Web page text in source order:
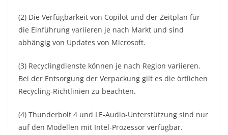
(2) Die Verfügbarkeit von Copilot und der Zeitplan für
die Einführung variieren je nach Markt und sind
abhängig von Updates von Microsoft.
(3) Recyclingdienste können je nach Region variieren.
Bei der Entsorgung der Verpackung gilt es die örtlichen
Recycling-Richtlinien zu beachten.
(4) Thunderbolt 4 und LE-Audio-Unterstützung sind nur
auf den Modellen mit Intel-Prozessor verfügbar.